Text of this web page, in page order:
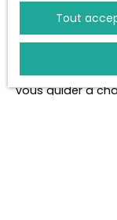
marché du
succès.
Finance &
vous guider à
Tout